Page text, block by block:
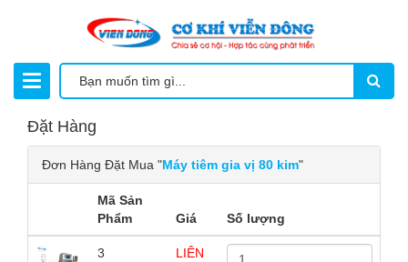
Đặt Hàng
Đơn Hàng Đặt Mua "Máy tiêm gia vị 80 kim"
Mã Sản
Phẩm
Giá Số lượng
3
LIÊN